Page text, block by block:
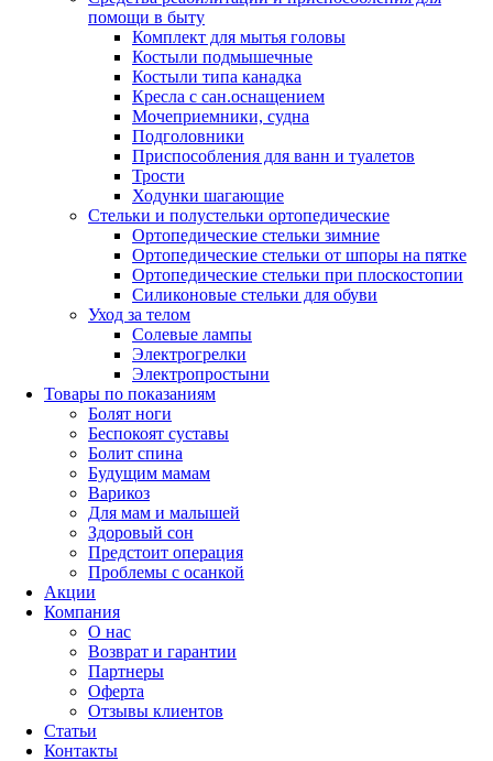
помощи в быту
Комплект для мытья головы
Костыли подмышечные
Костыли типа канадка
Кресла с сан.оснащением
Мочеприемники, судна
Подголовники
Приспособления для ванн и туалетов
Трости
Ходунки шагающие
Стельки и полустельки ортопедические
Ортопедические стельки зимние
Ортопедические стельки от шпоры на пятке
Ортопедические стельки при плоскостопии
Силиконовые стельки для обуви
Уход за телом
Солевые лампы
Электрогрелки
Электропростыни
Товары по показаниям
Болят ноги
Беспокоят суставы
Болит спина
Будущим мамам
Варикоз
Для мам и малышей
Здоровый сон
Предстоит операция
Проблемы с осанкой
Акции
Компания
О нас
Возврат и гарантии
Партнеры
Оферта
Отзывы клиентов
Статьи
Контакты